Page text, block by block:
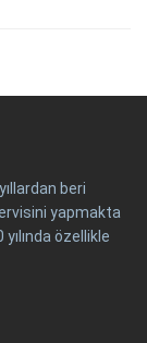
beri
yapmakta
özellikle